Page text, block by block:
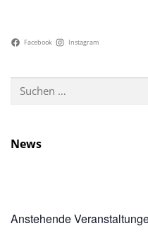
Facebook Instagram
nach:
News
Anstehende